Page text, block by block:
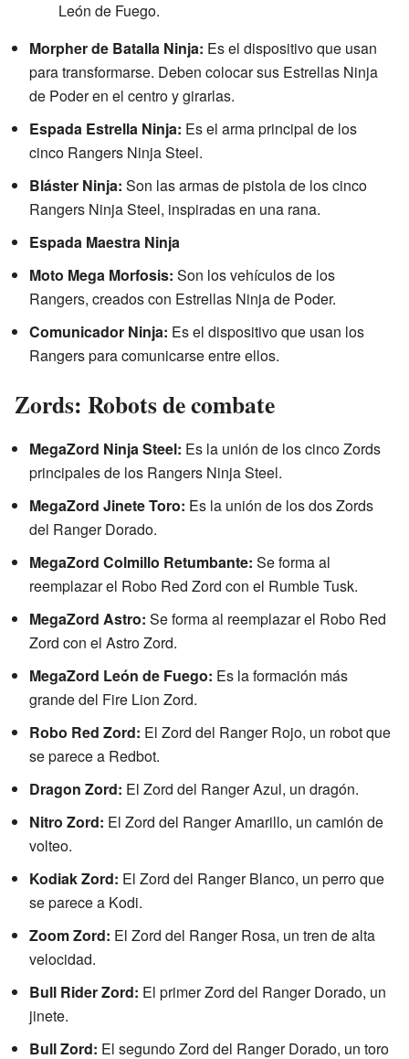
León de Fuego.
Morpher de Batalla Ninja: Es el dispositivo que usan
para transformarse. Deben colocar sus Estrellas Ninja
de Poder en el centro y girarlas.
Espada Estrella Ninja: Es el arma principal de los
cinco Rangers Ninja Steel.
Bláster Ninja: Son las armas de pistola de los cinco
Rangers Ninja Steel, inspiradas en una rana.
Espada Maestra Ninja
Moto Mega Morfosis: Son los vehículos de los
Rangers, creados con Estrellas Ninja de Poder.
Comunicador Ninja: Es el dispositivo que usan los
Rangers para comunicarse entre ellos.
Zords: Robots de combate
MegaZord Ninja Steel: Es la unión de los cinco Zords
principales de los Rangers Ninja Steel.
MegaZord Jinete Toro: Es la unión de los dos Zords
del Ranger Dorado.
MegaZord Colmillo Retumbante: Se forma al
reemplazar el Robo Red Zord con el Rumble Tusk.
MegaZord Astro: Se forma al reemplazar el Robo Red
Zord con el Astro Zord.
MegaZord León de Fuego: Es la formación más
grande del Fire Lion Zord.
Robo Red Zord: El Zord del Ranger Rojo, un robot que
se parece a Redbot.
Dragon Zord: El Zord del Ranger Azul, un dragón.
Nitro Zord: El Zord del Ranger Amarillo, un camión de
volteo.
Kodiak Zord: El Zord del Ranger Blanco, un perro que
se parece a Kodi.
Zoom Zord: El Zord del Ranger Rosa, un tren de alta
velocidad.
Bull Rider Zord: El primer Zord del Ranger Dorado, un
jinete.
Bull Zord: El segundo Zord del Ranger Dorado, un toro